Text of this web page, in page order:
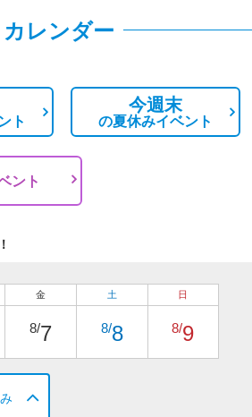
レンダー
ト
今週末
の夏休みイベント
ント
金
8/7
土
8/8
日
8/9